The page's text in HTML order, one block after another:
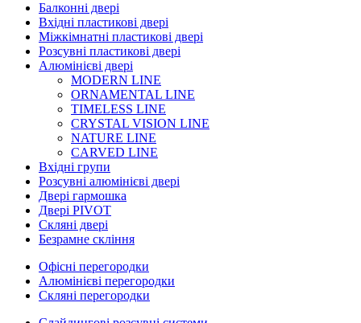
Балконні двері
Вхідні пластикові двері
Міжкімнатні пластикові двері
Розсувні пластикові двері
Алюмінієві двері
MODERN LINE
ORNAMENTAL LINE
TIMELESS LINE
CRYSTAL VISION LINE
NATURE LINE
CARVED LINE
Вхідні групи
Розсувні алюмінієві двері
Двері гармошка
Двері PIVOT
Скляні двері
Безрамне скління
Офісні перегородки
Алюмінієві перегородки
Скляні перегородки